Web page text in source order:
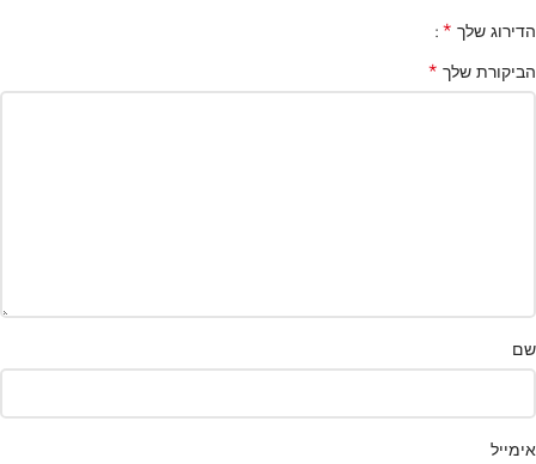
הדירוג שלך *
הביקורת שלך *
שם
אימייל